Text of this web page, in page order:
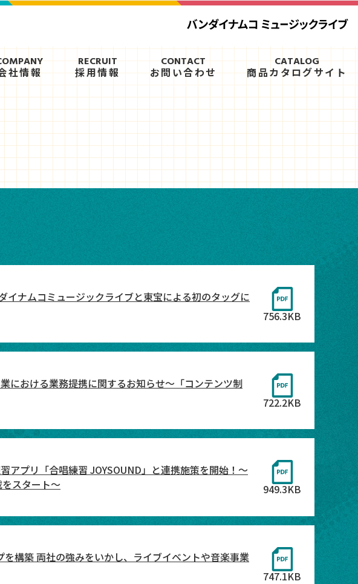
社情報
RECRUIT
採用情報
CONTACT
お問い合わせ
CATALOG
商品カタログサイト
ナムコミュージックライブと東宝による初のタッグに
756.3KB
における業務提携に関するお知らせ〜「コンテンツ制
722.2KB
アプリ「合唱練習 JOYSOUND」と連携施策を開始！～
スタート～
949.3KB
構築 両社の強みをいかし、ライブイベントや音楽事業
747.1KB